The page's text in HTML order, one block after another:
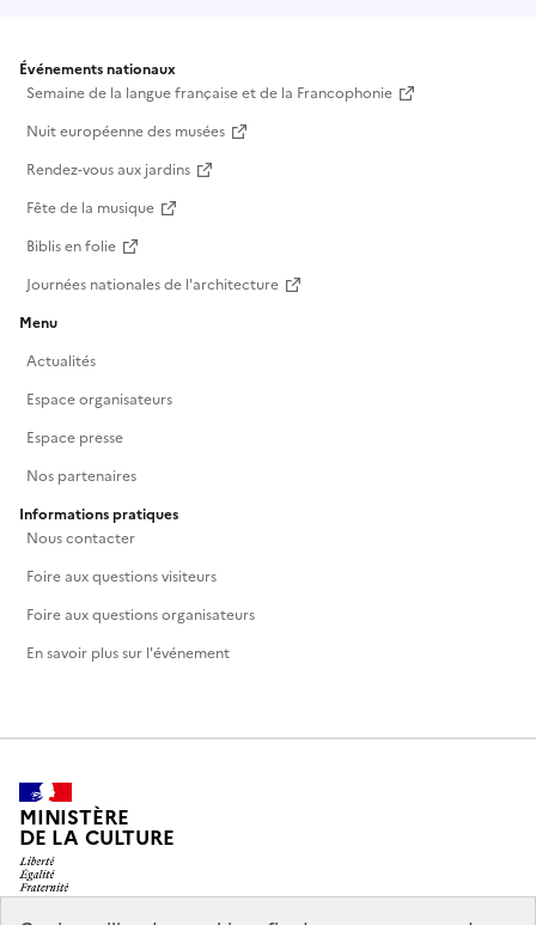
Événements nationaux
Semaine de la langue française et de la Francophonie
Nuit européenne des musées
Rendez-vous aux jardins
Fête de la musique
Biblis en folie
Journées nationales de l'architecture
Menu
Actualités
Espace organisateurs
Espace presse
Nos partenaires
Informations pratiques
Nous contacter
Foire aux questions visiteurs
Foire aux questions organisateurs
En savoir plus sur l'événement
MINISTÈRE
DE LA CULTURE